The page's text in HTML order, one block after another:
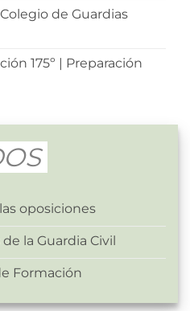
de Guardias
175º | Preparación
oposiciones
la Guardia Civil
Formación